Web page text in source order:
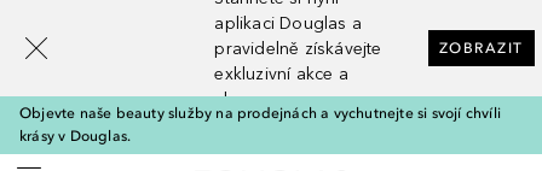
aplikaci Douglas a
pravidelně získávejte
exkluzivní akce a
slevy
ZOBRAZIT
Objevte naše beauty služby na prodejnách a vychutnejte si svojí chvíli
krásy v Douglas.
[navigation.slideout.screenreader]